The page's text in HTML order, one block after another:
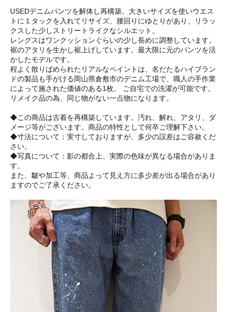
USEDデニムパンツを解体し再構築。大きいサイズを使いウエス
トに１タックを入れてリサイズ、腰回りにゆとりがあり、リラッ
クスした少しストリートライクなシルエット。
レングスはワンクッションぐらいの少し長めに調整しています。
裾のアタリを生かし裾上げしています。最大限に元のパンツを活
かしたモデルです。
程よく散りばめられたリアルなペイントは、名だたるハイブラン
ドの製品も手がける岡山県倉敷市のデニム工場で、職人の手作業
によって施された価値のある1枚。 ご自宅での洗濯が可能です。
リメイク品の為、同じ物がない一点物になります。
◆この商品は古着を再構築しています。汚れ、解れ、アタリ、ダ
メージ等がございます。商品の特性として何卒ご理解下さい。
◆寸法について：実寸しておりますが、多少の誤差はご容赦くだ
さい。
◆写真について：影の都合上、実際の色味が異なる場合がありま
す。
また、皺や加工等、商品よって見え方に多少差が出る場合があり
ますのでご了承ください。